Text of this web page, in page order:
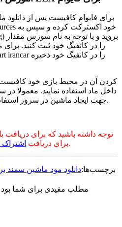
پلی از دستور car/ جهت ایجاد ماشین در سرور استفاده می نمایند.
توجه داشته باشید که برای دریافت
برای دریافت اشتراک کلیک کنید.
برچسب‌ها:دانلود مود ماشین سمند
مطلب مفیدی برای شما بود